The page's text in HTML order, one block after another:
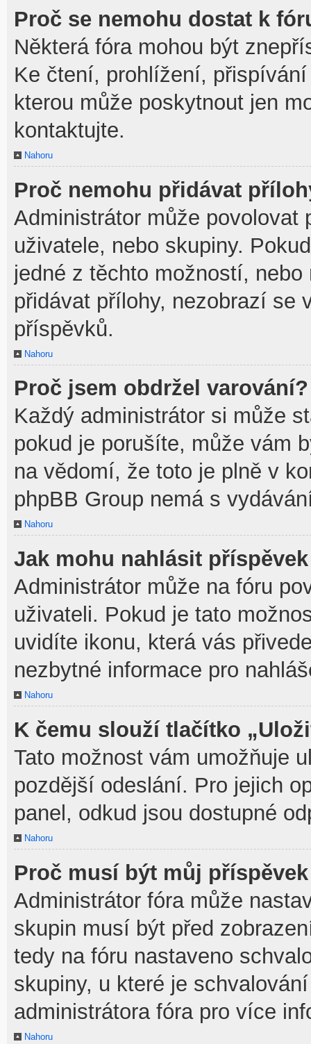
Proč se nemohu dostat k
Některá fóra mohou být
Ke čtení, prohlížení,
kterou může poskytnout jen
kontaktujte.
Nahoru
Proč nemohu přidávat
Administrátor může povolovat
uživatele, nebo skupiny.
jedné z těchto možností,
přidávat přílohy, nezobrazí se
příspěvků.
Nahoru
Proč jsem obdržel varování?
Každý administrátor si může
pokud je porušíte, může vám
na vědomí, že toto je plně v
phpBB Group nemá s
Nahoru
Jak mohu nahlásit
Administrátor může na fóru
uživateli. Pokud je tato
uvidíte ikonu, která vás
nezbytné informace pro
Nahoru
K čemu slouží tlačítko
Tato možnost vám umožňuje
pozdější odeslání. Pro jejich
panel, odkud jsou dostupné
Nahoru
Proč musí být můj
Administrátor fóra může
skupin musí být před
tedy na fóru nastaveno
skupiny, u které je
administrátora fóra pro více
Nahoru